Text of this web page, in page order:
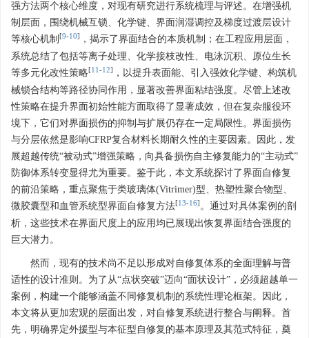
强方法两个核心维度，对现有研究进行系统梳理与评述。在增强机
制层面，围绕机械互锁、化学键、界面润湿调控及梯度过渡层设计
等核心机制 [9-10]
，揭示了界面结合的本质机制；在工程应用层面，
系统总结了包括等离子处理、化学接枝改性、电泳沉积、原位生长
等多元化改性策略[11 -12]
，以提升表面能、引入强效化学键、构筑机
械锁合结构等路径协同作用，显著改善界面粘结强度。尽管上述改
性策略在提升界面初始性能方面取得了显著成效，但在复杂服役环
境下，它们对界面损伤的抑制与扩展仍存在一定局限性。界面损伤
与分层依然是影响CFRP复合材料长期耐久性的主要因素。因此，发
展超越传统“被动式”增强策略，向具备损伤自主修复能力的“主动式”
防御体系转变显得尤为重要。鉴于此，本文系统探讨了界面自修复
的前沿策略，重点聚焦于类玻璃体(Vitrimer)型、热塑性聚合物型、
微胶囊型和血管系统型界面自修复方法[13-16] 。通过对具体案例的剖
析，这些技术在界面尺度上的应用均已展现出恢复界面结合强度的
巨大潜力。
然而，现有的技术尚不足以形成对自修复体系的全面理解与普
适性的设计准则。为了从“点状突破”迈向“面状设计”，必须超越单一
案例，构建一个能够涵盖不同修复机制的系统性理论框架。因此，
本文将从更加宏观的层面出发，对自修复系统进行整合与阐释。首
先，明确界定外援型与本征型自修复的基本原理及其范式特征，奠